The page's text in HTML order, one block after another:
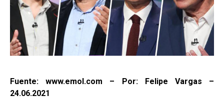
Fuente: www.emol.com – Por: Felipe Vargas –
24.06.2021